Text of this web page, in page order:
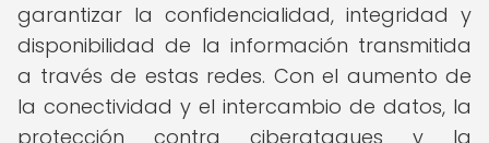
garantizar la confidencialidad, integridad y
disponibilidad de la información transmitida
a través de estas redes. Con el aumento de
la conectividad y el intercambio de datos, la
protección contra ciberataques y la